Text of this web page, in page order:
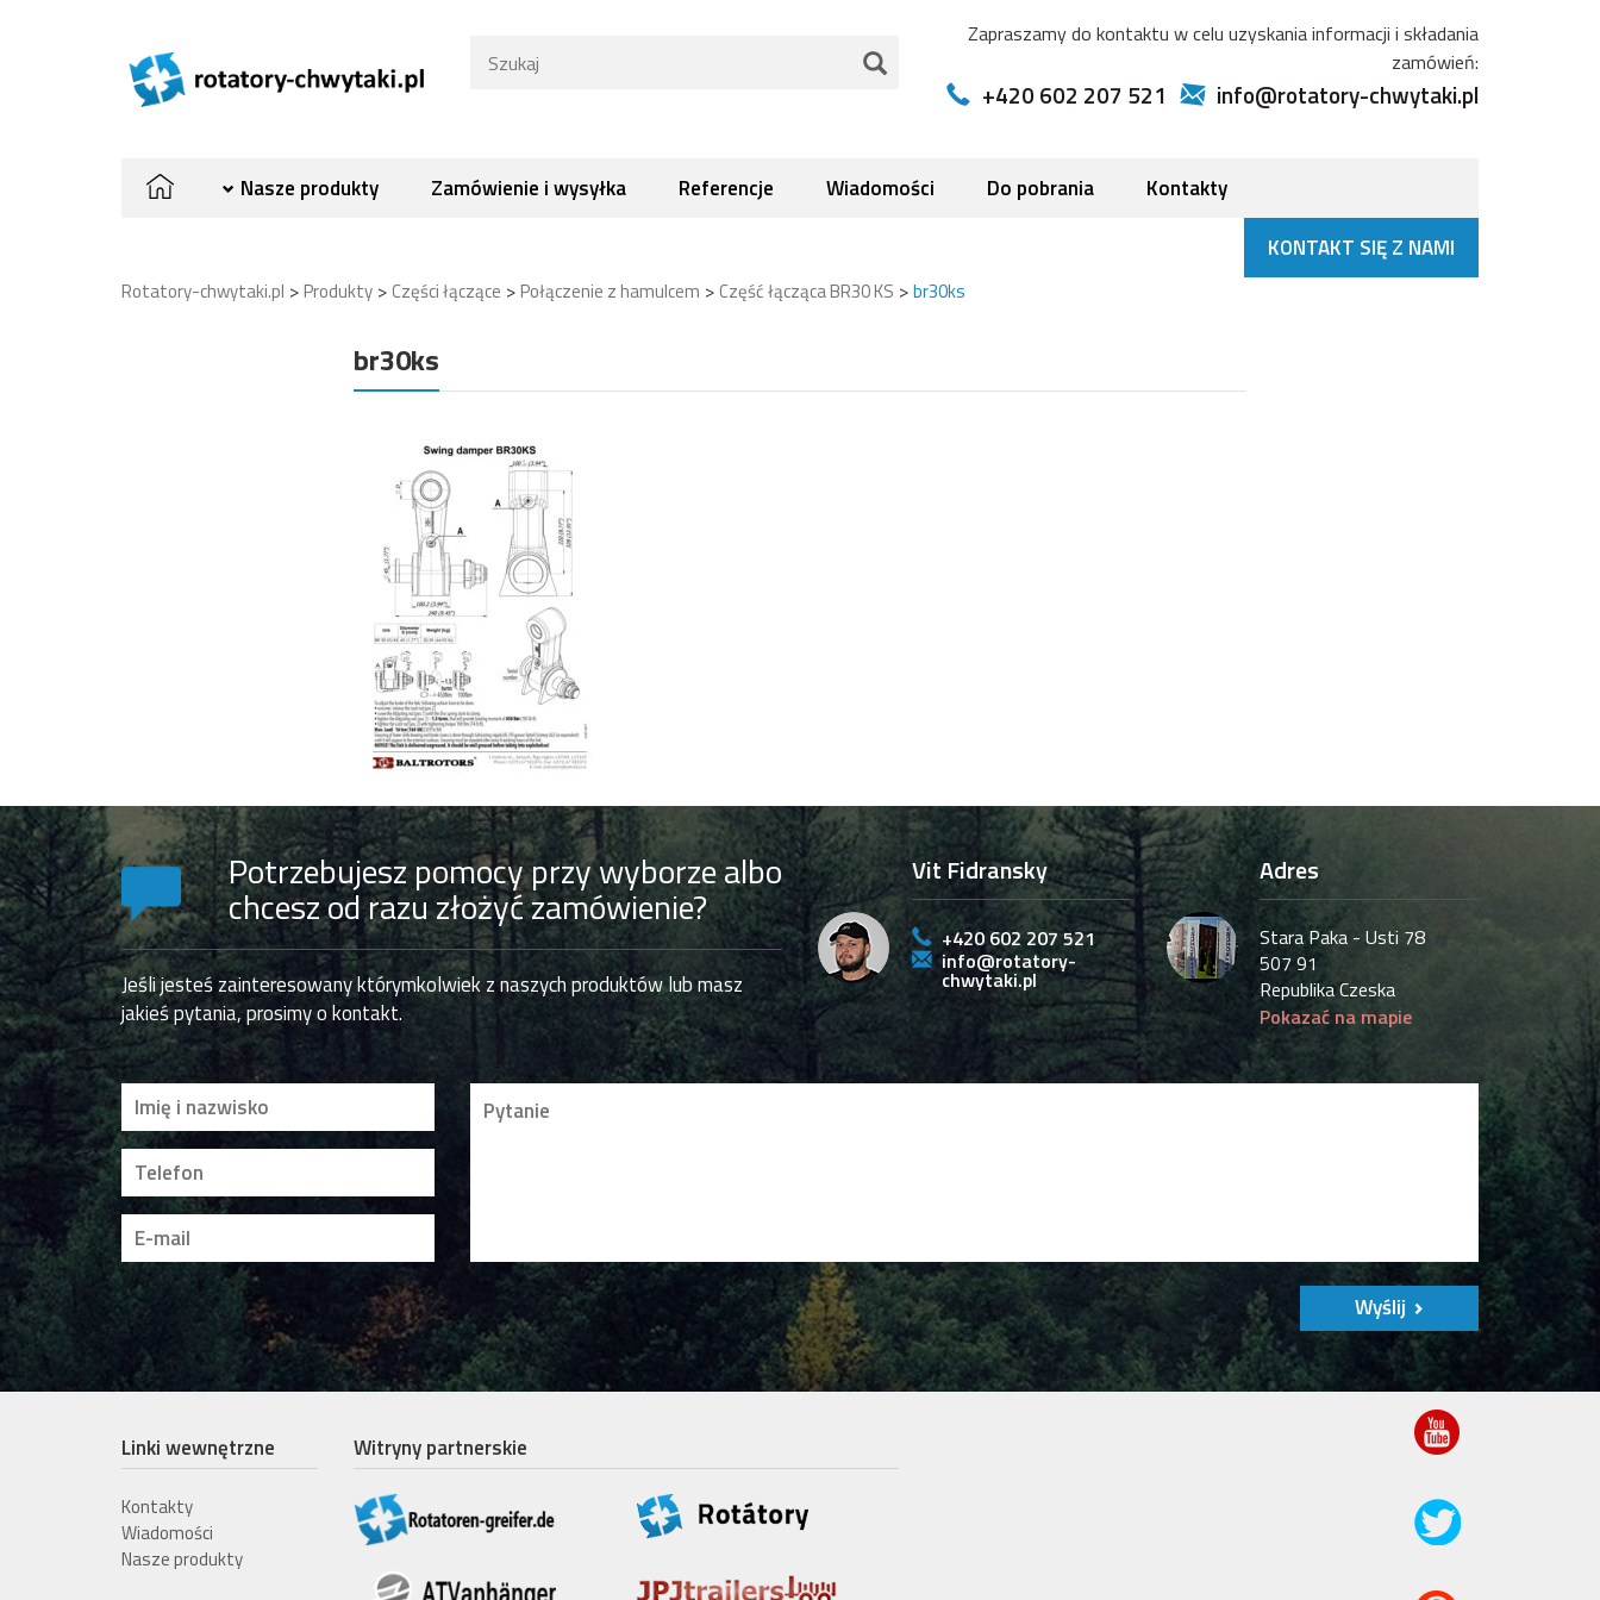
Zapraszamy do kontaktu w celu uzyskania informacji i składania
zamówień:
+420 602 207 521 info@rotatory-chwytaki.pl
Nasze produkty Zamówienie i wysyłka Referencje Wiadomości Do pobrania
Kontakty
KONTAKT SIĘ Z NAMI
Rotatory-chwytaki.pl >Produkty > Części łączące >Połączenie z hamulcem > Część łącząca BR30 KS >br30ks
br30ks
Potrzebujesz pomocy przy wyborze albo
chcesz od razu złożyć zamówienie?
Jeśli jesteś zainteresowany którymkolwiek z naszych produktów lub masz
jakieś pytania, prosimy o kontakt.
Vit Fidransky
+420 602 207 521
info@rotatory-
chwytaki.pl
Adres
Stara Paka - Usti 78
507 91
Republika Czeska
Pokazać na mapie
Wyślij
Linki wewnętrzne
Kontakty
Wiadomości
Nasze produkty
Witryny partnerskie